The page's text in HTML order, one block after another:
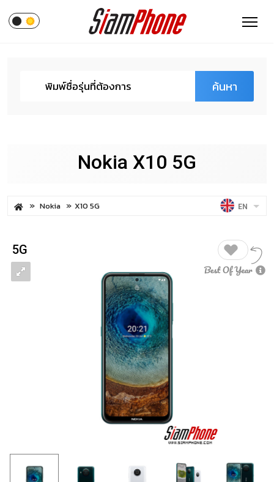
ค้นหา
Nokia X10 5G
Nokia X10 5G EN
5G